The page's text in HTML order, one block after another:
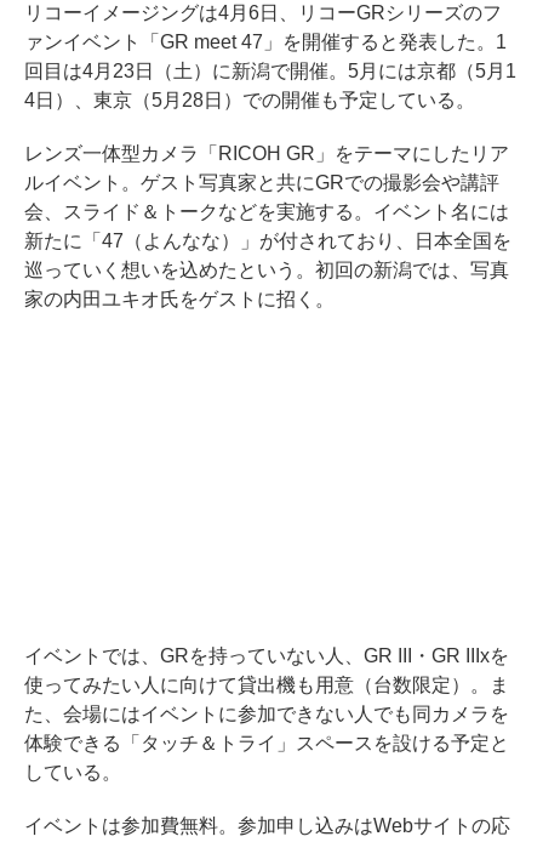
リコーイメージングは4月6日、リコーGRシリーズのフ
ァンイベント「GR meet 47」を開催すると発表した。1
回目は4月23日（土）に新潟で開催。5月には京都（5月1
4日）、東京（5月28日）での開催も予定している。
レンズ一体型カメラ「RICOH GR」をテーマにしたリア
ルイベント。ゲスト写真家と共にGRでの撮影会や講評
会、スライド＆トークなどを実施する。イベント名には
新たに「47（よんなな）」が付されており、日本全国を
巡っていく想いを込めたという。初回の新潟では、写真
家の内田ユキオ氏をゲストに招く。
イベントでは、GRを持っていない人、GR III・GR IIIxを
使ってみたい人に向けて貸出機も用意（台数限定）。ま
た、会場にはイベントに参加できない人でも同カメラを
体験できる「タッチ＆トライ」スペースを設ける予定と
している。
イベントは参加費無料。参加申し込みはWebサイトの応